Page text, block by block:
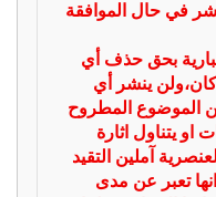
في حال الموافقة
بحق حذف أي
ينشر أي
الموضوع المطروح
يتناول اثارة
آملين التقيد
تعبر عن مدى